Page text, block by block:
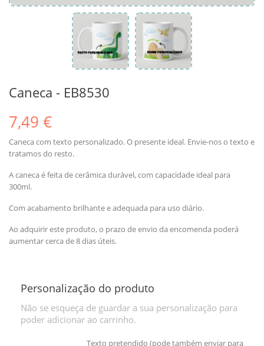
Caneca - EB8530
7,49 €
Caneca com texto personalizado. O presente ideal. Envie-nos o texto e
tratamos do resto.
A caneca é feita de cerâmica durável, com capacidade ideal para
300ml.
Com acabamento brilhante e adequada para uso diário.
Ao adquirir este produto, o prazo de envio da encomenda poderá
aumentar cerca de 8 dias úteis.
Personalização do produto
Não se esqueça de guardar a sua personalização para
poder adicionar ao carrinho.
Texto pretendido (pode também enviar para